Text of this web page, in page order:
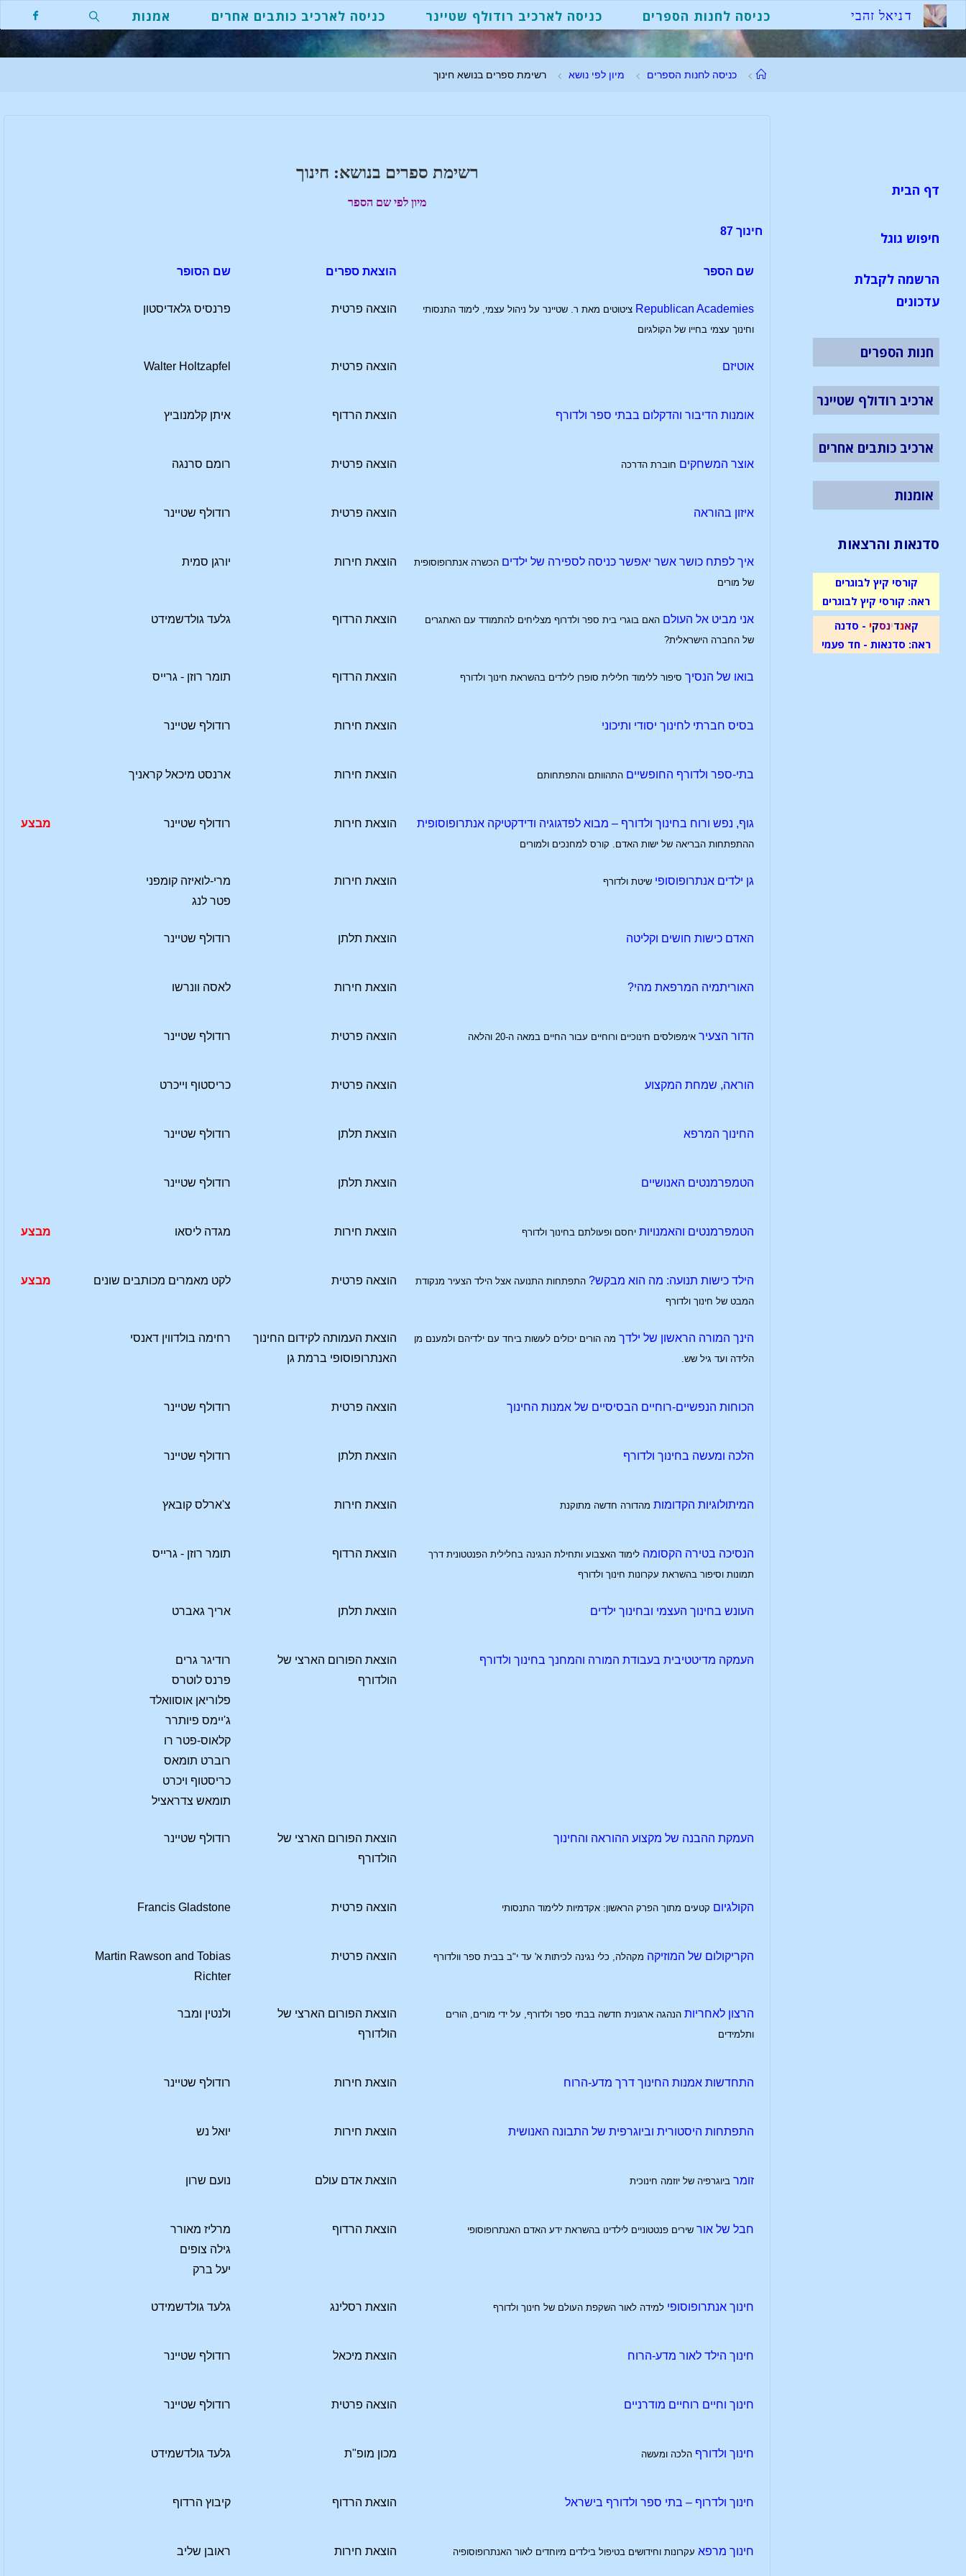
לתוכן
דניאל זהבי כניסה לחנות הספרים כניסה לארכיב רודולף שטיינר כניסה לארכיב כותבים אחרים
אמנות
חפשו
עמודכניסה לחנות הספרים מיון לפי נושא רשימת ספרים בנושא חינוך
רשימת ספרים בנושא: חינוך
מיון לפי שם הספר
חינוך 87
שם הספר הוצאת ספרים שם הסופר
Republican Academies ציטוטים מאת ר. שטיינר על ניהול עצמי, לימוד התנסותי
וחינוך עצמי בחייו של הקולגיום
הוצאה פרטית פרנסיס גלאדיסטון
אוטיזם הוצאה פרטית Walter Holtzapfel
אומנות הדיבור והדקלום בבתי ספר ולדורף הוצאת הרדוף איתן קלמנוביץ
אוצר המשחקים חוברת הדרכה הוצאה פרטית רומם סרנגה
איזון בהוראה הוצאה פרטית רודולף שטיינר
איך לפתח כושר אשר יאפשר כניסה לספירה של ילדים הכשרה אנתרופוסופית
של מורים
הוצאת חירות יורגן סמית
אני מביט אל העולם האם בוגרי בית ספר ולדרוף מצליחים להתמודד עם האתגרים
של החברה הישראלית?
הוצאת הרדוף גלעד גולדשמידט
בואו של הנסיך סיפור ללימוד חלילית סופרן לילדים בהשראת חינוך ולדורף הוצאת הרדוף תומר רוזן - גרייס
בסיס חברתי לחינוך יסודי ותיכוני הוצאת חירות רודולף שטיינר
בתי-ספר ולדורף החופשיים התהוותם והתפתחותם הוצאת חירות ארנסט מיכאל קראניך
גוף, נפש ורוח בחינוך ולדורף – מבוא לפדגוגיה ודידקטיקה אנתרופוסופית
ההתפתחות הבריאה של ישות האדם. קורס למחנכים ולמורים
הוצאת חירות רודולף שטיינר מבצע
גן ילדים אנתרופוסופי שיטת ולדורף הוצאת חירות
מרי-לואיזה קומפני
פטר לנג
האדם כישות חושים וקליטה הוצאת תלתן רודולף שטיינר
האוריתמיה המרפאת מהי? הוצאת חירות לאסה וונרשו
הדור הצעיר אימפולסים חינוכיים ורוחיים עבור החיים במאה ה-20 והלאה הוצאה פרטית רודולף שטיינר
הוראה, שמחת המקצוע הוצאה פרטית כריסטוף וייכרט
החינוך המרפא הוצאת תלתן רודולף שטיינר
הטמפרמנטים האנושיים הוצאת תלתן רודולף שטיינר
הטמפרמנטים והאמנויות יחסם ופעולתם בחינוך ולדורף הוצאת חירות מגדה ליסאו מבצע
הילד כישות תנועה: מה הוא מבקש? התפתחות התנועה אצל הילד הצעיר מנקודת
המבט של חינוך ולדורף
הוצאה פרטית לקט מאמרים מכותבים שונים מבצע
הינך המורה הראשון של ילדך מה הורים יכולים לעשות ביחד עם ילדיהם ולמענם מן
הלידה ועד גיל שש.
הוצאת העמותה לקידום החינוך
האנתרופוסופי ברמת גן
רחימה בולדווין דאנסי
הכוחות הנפשיים-רוחיים הבסיסיים של אמנות החינוך הוצאה פרטית רודולף שטיינר
הלכה ומעשה בחינוך ולדורף הוצאת תלתן רודולף שטיינר
המיתולוגיות הקדומות מהדורה חדשה מתוקנת הוצאת חירות צ'ארלס קובאץ
הנסיכה בטירה הקסומה לימוד האצבוע ותחילת הנגינה בחלילית הפנטטונית דרך
תמונות וסיפור בהשראת עקרונות חינוך ולדורף
הוצאת הרדוף תומר רוזן - גרייס
העונש בחינוך העצמי ובחינוך ילדים הוצאת תלתן אריך גאברט
העמקה מדיטטיבית בעבודת המורה והמחנך בחינוך ולדורף
הוצאת הפורום הארצי של
הולדורף
רודיגר גרים
פרנס לוטרס
פלוריאן אוסוואלד
ג'יימס פיותרר
קלאוס-פטר רו
רוברט תומאס
כריסטוף ויכרט
תומאש צדראציל
העמקת ההבנה של מקצוע ההוראה והחינוך
הוצאת הפורום הארצי של
הולדורף
רודולף שטיינר
הקולגיום קטעים מתוך הפרק הראשון: אקדמיות ללימוד התנסותי הוצאה פרטית Francis Gladstone
הקריקולום של המוזיקה מקהלה, כלי נגינה לכיתות א' עד י"ב בבית ספר וולדורף הוצאה פרטית
Martin Rawson and Tobias
Richter
הרצון לאחריות הנהגה ארגונית חדשה בבתי ספר ולדורף, על ידי מורים, הורים
ותלמידים
הוצאת הפורום הארצי של
הולדורף
ולנטין ומבר
התחדשות אמנות החינוך דרך מדע-הרוח הוצאת חירות רודולף שטיינר
התפתחות היסטורית וביוגרפית של התבונה האנושית הוצאת חירות יואל נש
זומר ביוגרפיה של יוזמה חינוכית הוצאת אדם עולם נועם שרון
חבל של אור שירים פנטטוניים לילדינו בהשראת ידע האדם האנתרופוסופי הוצאת הרדוף
מרליז מאורר
גילה צופים
יעל ברק
חינוך אנתרופוסופי למידה לאור השקפת העולם של חינוך ולדורף הוצאת רסלינג גלעד גולדשמידט
חינוך הילד לאור מדע-הרוח הוצאת מיכאל רודולף שטיינר
חינוך וחיים רוחיים מודרניים הוצאה פרטית רודולף שטיינר
חינוך ולדורף הלכה ומעשה מכון מופ"ת גלעד גולדשמידט
חינוך ולדרוף – בתי ספר ולדורף בישראל הוצאת הרדוף קיבוץ הרדוף
חינוך מרפא עקרונות וחידושים בטיפול בילדים מיוחדים לאור האנתרופוסופיה הוצאת חירות ראובן שליב
דף הבית
חיפוש גוגל
הרשמה לקבלת
עדכונים
חנות הספרים
ארכיב רודולף שטיינר
ארכיב כותבים אחרים
אומנות
סדנאות והרצאות
קורסי קיץ לבוגרים
ראה: קורסי קיץ לבוגרים
קאנדינסקי - סדנה
ראה: סדנאות - חד פעמי